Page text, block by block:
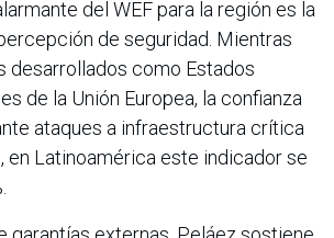
del WEF para la región es la
de seguridad. Mientras
desarrollados como Estados
de la Unión Europea, la confianza
ataques a infraestructura crítica
en Latinoamérica este indicador se